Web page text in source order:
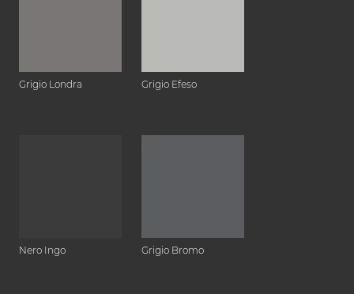
Grigio Londra Grigio Efeso
Nero Ingo Grigio Bromo